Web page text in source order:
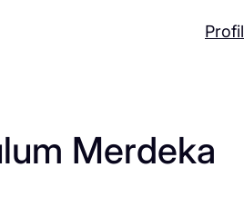
Profil
Merdeka